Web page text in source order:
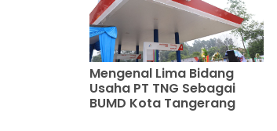
Mengenal Lima Bidang
Usaha PT TNG Sebagai
BUMD Kota Tangerang